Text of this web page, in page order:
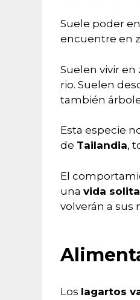
Suele poder
encuentre en
Suelen vivir
rio. Suelen
también
Esta especie
de Tailandia,
El
una vida
volverán a sus
Los lagartos